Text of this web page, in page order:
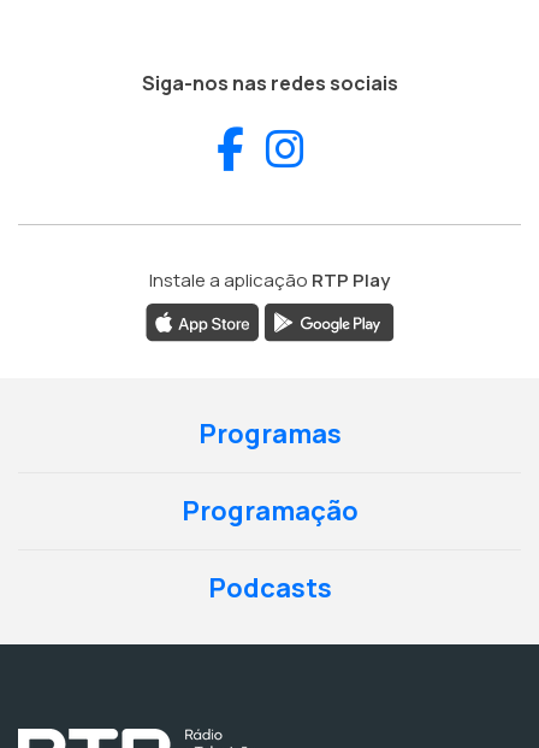
Siga-nos nas redes sociais
Facebook
Instale a aplicação RTP Play
Programas
Programação
Podcasts